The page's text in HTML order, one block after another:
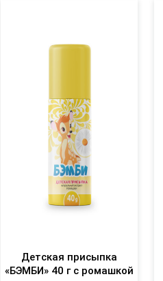
Детская присыпка
«БЭМБИ» 40 г с ромашкой